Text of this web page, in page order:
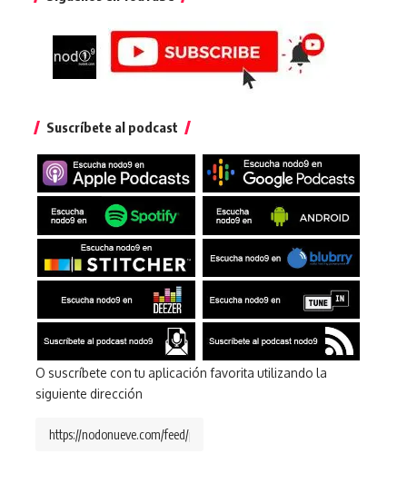
Suscríbete al podcast
O suscríbete con tu aplicación favorita utilizando la
siguiente dirección